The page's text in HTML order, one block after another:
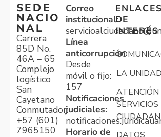
SEDE
NACIO
NAL
Carrera
85D No.
46A – 65
Complejo
logístico
San
Cayetano
Conmutador:
+57 (601)
7965150
Correo
institucional:
Línea
anticorrupción:
Desde
móvil o fijo:
157
Notificaciones
judiciales:
Horario de
ENLACES
DE
INTERÉS
LA UNIDAD
ATENCIÓN
SERVICIOS